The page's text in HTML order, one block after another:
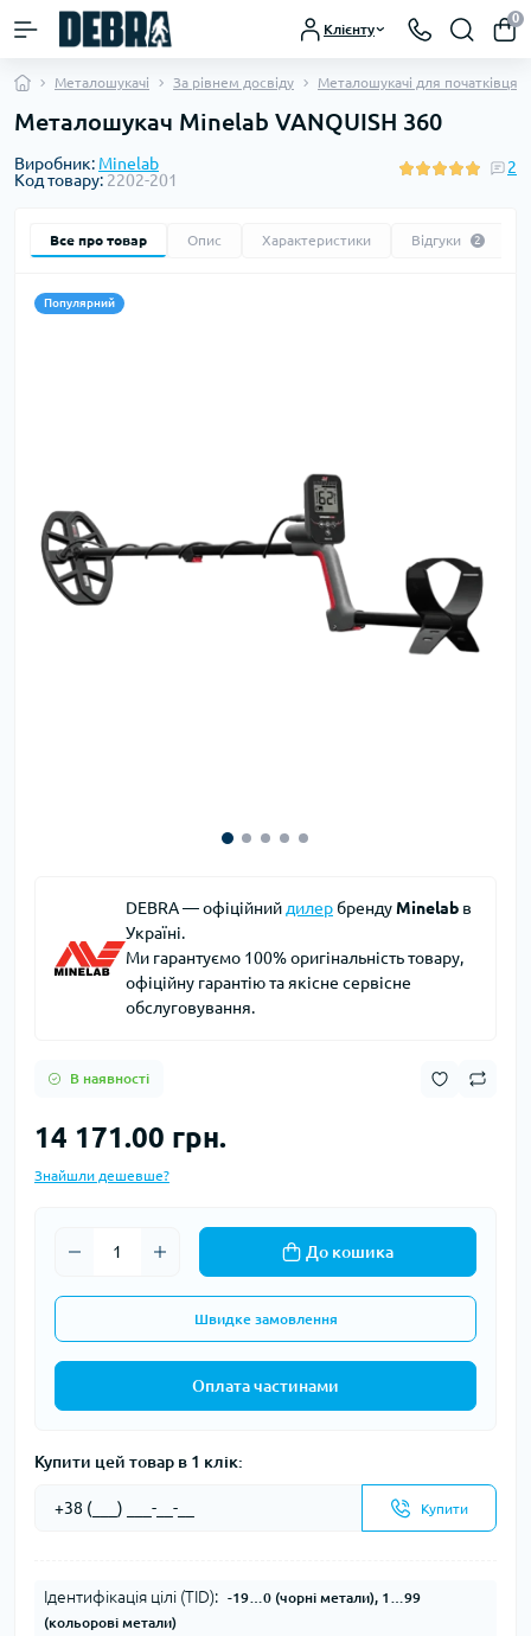
Клієнту
0
Металошукачі За рівнем досвіду Металошукачі для початківця
Металошукач Minelab VANQUISH 360
Виробник: Minelab
Код товару: 2202-201
2
Все про товар Опис Характеристики Відгуки 2
Популярний
DEBRA — офіційний дилербренду Minelab в
Україні.
Ми гарантуємо 100% оригінальність товару,
офіційну гарантію та якісне сервісне
обслуговування.
В наявності
14 171.00 грн.
Знайшли дешевше?
До кошика
Швидке замовлення
Оплата частинами
Купити цей товар в 1 клік:
Купити
Ідентифікація цілі (TID):
-19…0 (чорні метали), 1…99
(кольорові метали)